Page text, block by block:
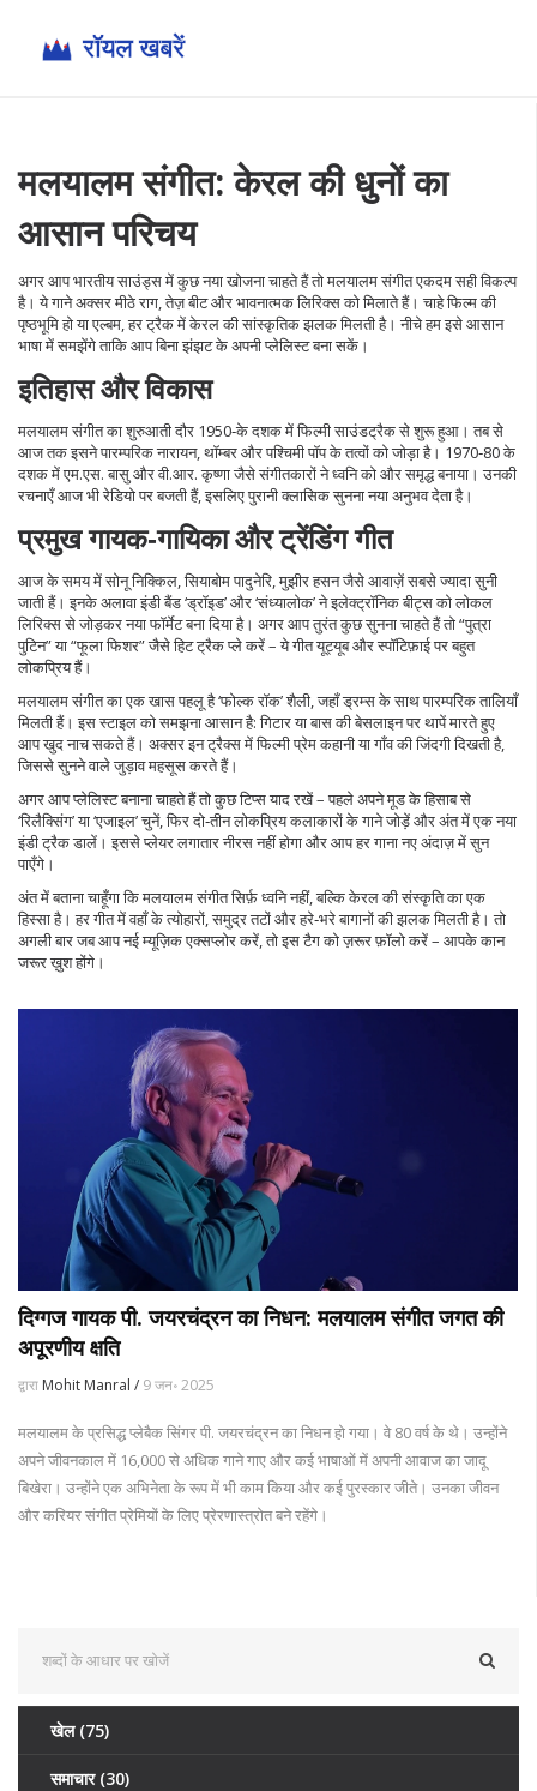
मलयालम संगीत: केरल की धुनों का
आसान परिचय
अगर आप भारतीय साउंड्स में कुछ नया खोजना चाहते हैं तो मलयालम संगीत एकदम सही विकल्प
है। ये गाने अक्सर मीठे राग, तेज़ बीट और भावनात्मक लिरिक्स को मिलाते हैं। चाहे फिल्म की
पृष्ठभूमि हो या एल्बम, हर ट्रैक में केरल की सांस्कृतिक झलक मिलती है। नीचे हम इसे आसान
भाषा में समझेंगे ताकि आप बिना झंझट के अपनी प्लेलिस्ट बना सकें।
इतिहास और विकास
मलयालम संगीत का शुरुआती दौर 1950‑के दशक में फिल्मी साउंडट्रैक से शुरू हुआ। तब से
आज तक इसने पारम्परिक नारायन, थॉम्बर और पश्चिमी पॉप के तत्वों को जोड़ा है। 1970‑80 के
दशक में एम.एस. बासु और वी.आर. कृष्णा जैसे संगीतकारों ने ध्वनि को और समृद्ध बनाया। उनकी
रचनाएँ आज भी रेडियो पर बजती हैं, इसलिए पुरानी क्लासिक सुनना नया अनुभव देता है।
प्रमुख गायक‑गायिका और ट्रेंडिंग गीत
आज के समय में सोनू निक्किल, सियाबोम पादुनेरि, मुझीर हसन जैसे आवाज़ें सबसे ज्यादा सुनी
जाती हैं। इनके अलावा इंडी बैंड ‘ड्रॉइड’ और ‘संध्यालोक’ ने इलेक्ट्रॉनिक बीट्स को लोकल
लिरिक्स से जोड़कर नया फॉर्मेट बना दिया है। अगर आप तुरंत कुछ सुनना चाहते हैं तो “पुत्रा
पुटिन” या “फूला फिशर” जैसे हिट ट्रैक प्ले करें – ये गीत यूट्यूब और स्पॉटिफ़ाई पर बहुत
लोकप्रिय हैं।
मलयालम संगीत का एक खास पहलू है ‘फोल्क रॉक’ शैली, जहाँ ड्रम्स के साथ पारम्परिक तालियाँ
मिलती हैं। इस स्टाइल को समझना आसान है: गिटार या बास की बेसलाइन पर थापें मारते हुए
आप खुद नाच सकते हैं। अक्सर इन ट्रैक्स में फिल्मी प्रेम कहानी या गाँव की जिंदगी दिखती है,
जिससे सुनने वाले जुड़ाव महसूस करते हैं।
अगर आप प्लेलिस्ट बनाना चाहते हैं तो कुछ टिप्स याद रखें – पहले अपने मूड के हिसाब से
‘रिलैक्सिंग’ या ‘एजाइल’ चुनें, फिर दो‑तीन लोकप्रिय कलाकारों के गाने जोड़ें और अंत में एक नया
इंडी ट्रैक डालें। इससे प्लेयर लगातार नीरस नहीं होगा और आप हर गाना नए अंदाज़ में सुन
पाएँगे।
अंत में बताना चाहूँगा कि मलयालम संगीत सिर्फ़ ध्वनि नहीं, बल्कि केरल की संस्कृति का एक
हिस्सा है। हर गीत में वहाँ के त्योहारों, समुद्र तटों और हरे‑भरे बागानों की झलक मिलती है। तो
अगली बार जब आप नई म्यूज़िक एक्सप्लोर करें, तो इस टैग को ज़रूर फ़ॉलो करें – आपके कान
जरूर ख़ुश होंगे।
दिग्गज गायक पी. जयरचंद्रन का निधन: मलयालम संगीत जगत की
अपूरणीय क्षति
द्वारा Mohit Manral / 9 जन॰ 2025
मलयालम के प्रसिद्ध प्लेबैक सिंगर पी. जयरचंद्रन का निधन हो गया। वे 80 वर्ष के थे। उन्होंने
अपने जीवनकाल में 16,000 से अधिक गाने गाए और कई भाषाओं में अपनी आवाज का जादू
बिखेरा। उन्होंने एक अभिनेता के रूप में भी काम किया और कई पुरस्कार जीते। उनका जीवन
और करियर संगीत प्रेमियों के लिए प्रेरणास्त्रोत बने रहेंगे।
खेल (75)
समाचार (30)